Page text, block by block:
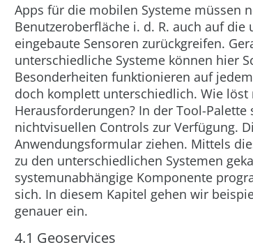
Apps für die mobilen Systeme müssen
Benutzeroberfläche i. d. R. auch auf
eingebaute Sensoren zurückgreifen.
unterschiedliche Systeme können hier
Besonderheiten funktionieren auf
doch komplett unterschiedlich. Wie löst
Herausforderungen? In der Tool-
nichtvisuellen Controls zur Verfügung.
Anwendungsformular ziehen. Mittels
zu den unterschiedlichen Systemen
systemunabhängige Komponente
sich. In diesem Kapitel gehen wir
genauer ein.
4.1 Geoservices